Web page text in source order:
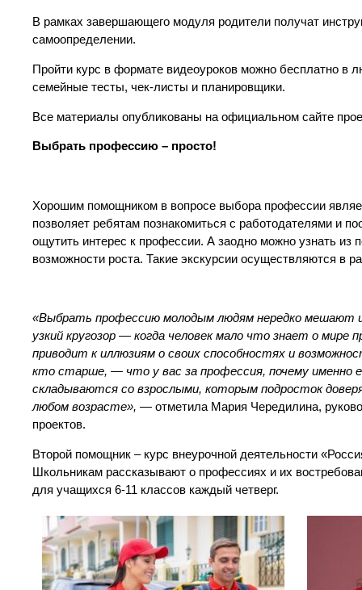
В рамках завершающего модуля родители получат
самоопределении.
Пройти курс в формате видеоуроков можно бесплатно
семейные тесты, чек-листы и планировщики.
Все материалы опубликованы на официальном сайте
Выбрать профессию – просто!
Хорошим помощником в вопросе выбора профессии
позволяет ребятам познакомиться с работодателями и
ощутить интерес к профессии. А заодно можно узнать из
возможности роста. Такие экскурсии осуществляются в
«Выбрать профессию молодым людям нередко мешают
узкий кругозор — когда человек мало что знает о
приводит к иллюзиям о своих способностях и
кто старше, — что у вас за профессия, почему именно
складываются со взрослыми, которым подросток
любом возрасте», — отметила Мария Чередилина,
проектов.
Второй помощник – курс внеурочной деятельности
Школьникам рассказывают о профессиях и их
для учащихся 6-11 классов каждый четверг.